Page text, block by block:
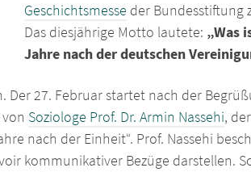
Geschichtsmesse der Bundesstiftung
Das diesjährige Motto lautete: „Was
Jahre nach der deutschen
27. Februar startet nach der
Soziologe Prof. Dr. Armin Nassehi,
nach der Einheit“. Prof. Nassehi
kommunikativer Bezüge darstellen.